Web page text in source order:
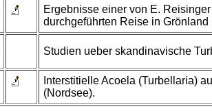
Ergebnisse einer von E.
durchgeführten Reise in Grönland
Studien ueber skandinavische
Interstitielle Acoela (Turbellaria)
(Nordsee).